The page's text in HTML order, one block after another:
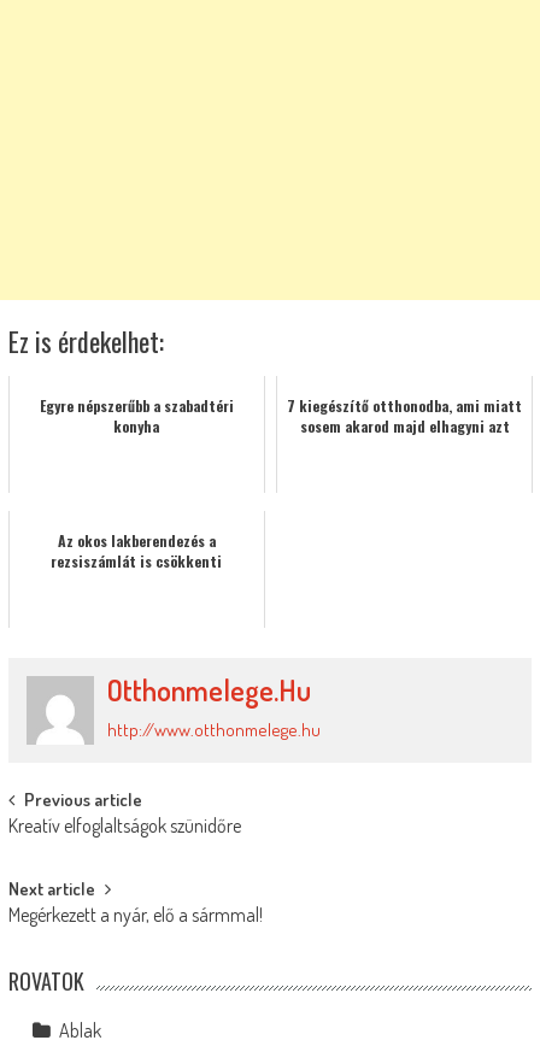
Ez is érdekelhet:
Egyre népszerűbb a szabadtéri
konyha
7 kiegészítő otthonodba, ami miatt
sosem akarod majd elhagyni azt
Az okos lakberendezés a
rezsiszámlát is csökkenti
Otthonmelege.hu
http://www.otthonmelege.hu
Post
navigation
Previous article
Kreatív elfoglaltságok szünidőre
Next article
Megérkezett a nyár, elő a sármmal!
ROVATOK
Ablak